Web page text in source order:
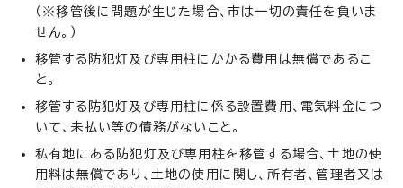
（※移管後に問題が生じた場合、市は一切の責任を負いま
せん。）
移管する防犯灯及び専用柱にかかる費用は無償であるこ
と。
移管する防犯灯及び専用柱に係る設置費用、電気料金につ
いて、未払い等の債務がないこと。
私有地にある防犯灯及び専用柱を移管する場合、土地の使
用料は無償であり、土地の使用に関し、所有者、管理者又は